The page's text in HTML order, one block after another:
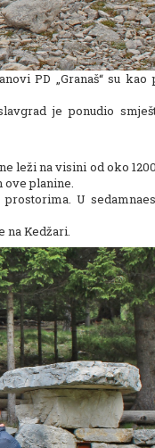
PD „Granaš“ su kao
je ponudio
leži na visini od oko
planine.
U
na Kedžari.